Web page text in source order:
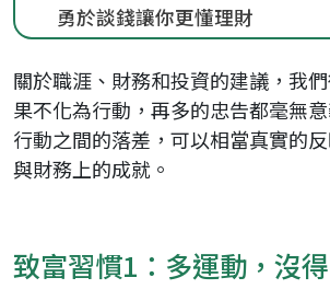
勇於談錢讓你更懂理財
關於職涯、財務和投資的建議，我
果不化為行動，再多的忠告都毫無
行動之間的落差，可以相當真實的
與財務上的成就。
致富習慣1：多運動，沒